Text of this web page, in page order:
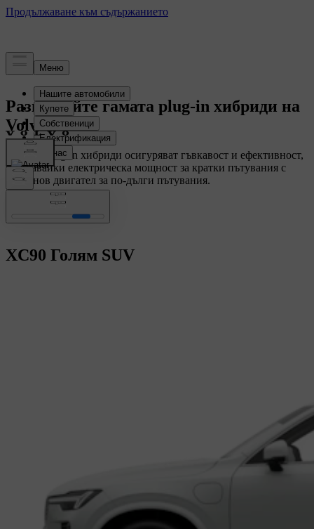
Разгледайте гамата plug-in хибриди на
Volvo
Нашите plug-in хибриди осигуряват гъвкавост и ефективност,
съчетавайки електрическа мощност за кратки пътувания с
бензинов двигател за по-дълги пътувания.
XC90 Голям SUV